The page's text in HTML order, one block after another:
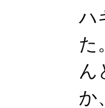
ハ
た
ん
か